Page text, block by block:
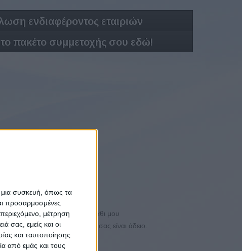
μια συσκευή, όπως τα
προσαρμοσμένες
μέτρηση
σας, εμείς και οι
και ταυτοποίησης
από εμάς και τους
ενδιαφέροντος εταιριών
το πακέτο συμμετοχής σου εδώ!
Το καλάθι μου
Το καλάθι σας είναι άδειο.